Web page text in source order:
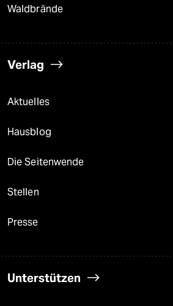
Waldbrände
Verlag
Aktuelles
Hausblog
Die Seitenwende
Stellen
Presse
Unterstützen